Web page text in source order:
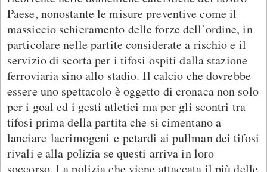
Paese, nonostante le misure preventive come il
massiccio schieramento delle forze dell’ordine, in
particolare nelle partite considerate a rischio e il
servizio di scorta per i tifosi ospiti dalla stazione
ferroviaria sino allo stadio. Il calcio che dovrebbe
essere uno spettacolo è oggetto di cronaca non solo
per i goal ed i gesti atletici ma per gli scontri tra
tifosi prima della partita che si cimentano a
lanciare lacrimogeni e petardi ai pullman dei tifosi
rivali e alla polizia se questi arriva in loro
soccorso. La polizia che viene attaccata il più delle